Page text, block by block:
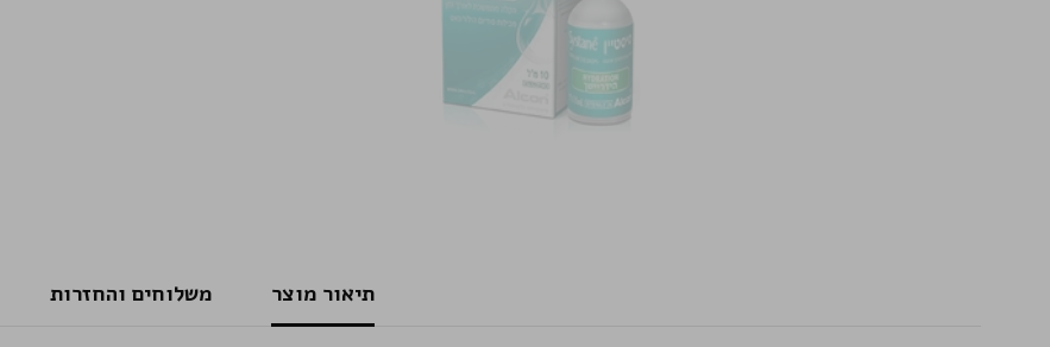
תיאור מוצר משלוחים והחזרות